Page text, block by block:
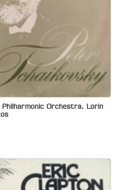
Philharmonic Orchestra, Lorin